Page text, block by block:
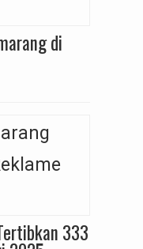
di
333